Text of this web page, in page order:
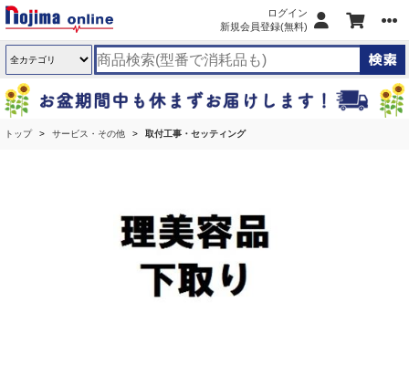
ログイン
新規会員登録(無料)
トップ サービス・その他 取付工事・セッティング